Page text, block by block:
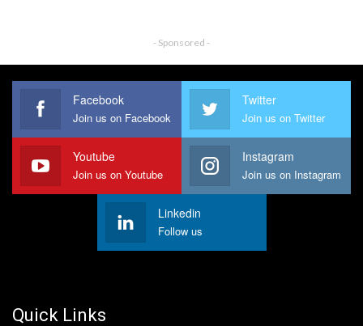
- Sponsored -
Facebook
Join us on Facebook
Twitter
Join us on Twitter
Youtube
Join us on Youtube
Instagram
Join us on Instagram
Linkedin
Follow us
Quick Links